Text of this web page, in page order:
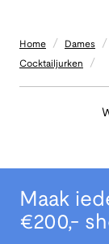
Home / Dames /
Cocktailjurken /
Maak
€200,-